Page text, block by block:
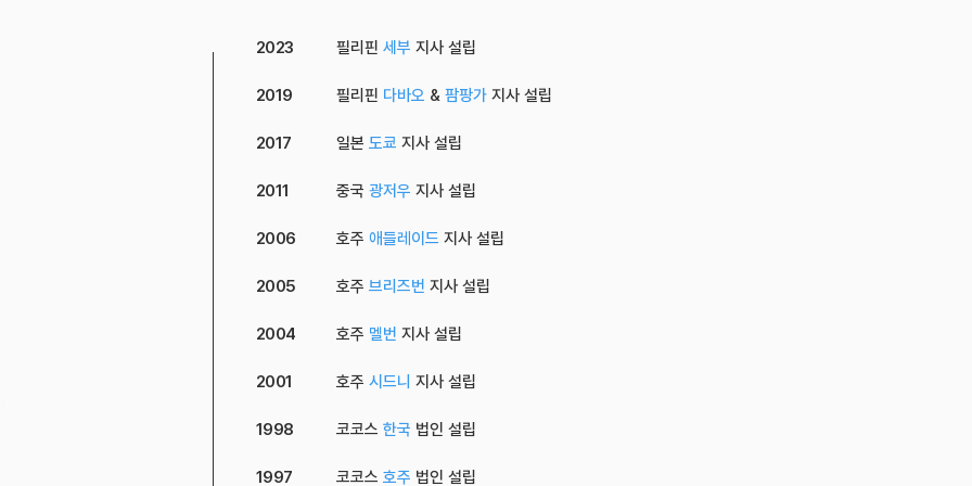
2023
2019
2017
2011
2006
2005
2004
2001
1998
1997
필리핀 세부 지사 설립
필리핀 다바오 & 팜팡가 지사 설립
일본 도쿄 지사 설립
중국 광저우 지사 설립
호주 애들레이드 지사 설립
호주 브리즈번 지사 설립
호주 멜번 지사 설립
호주 시드니 지사 설립
코코스 한국 법인 설립
​코코스 호주 법인 설립